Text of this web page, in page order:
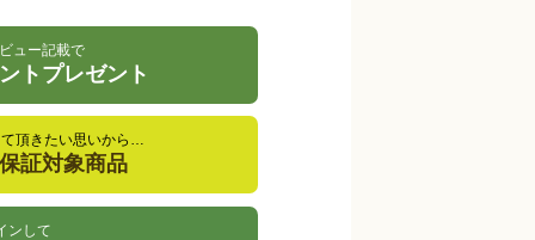
ュー記載で
トプレゼント
頂きたい思いから…
証対象商品
ンして